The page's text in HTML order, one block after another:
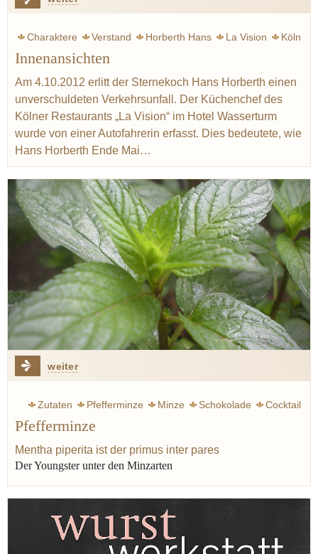
Charaktere Verstand Horberth Hans La Vision
Köln
Koch
Innenansichten
Am 4.10.2012 erlitt der Sternekoch Hans Horberth einen
unverschuldeten Verkehrsunfall. Der Küchenchef des
Kölner Restaurants „La Vision“ im Hotel Wasserturm
wurde von einer Autofahrerin erfasst. Dies bedeutete, wie
Hans Horberth Ende Mai…
weiter
Zutaten Pfefferminze Minze Schokolade
Cocktail
Obst
Erdbeere
Pfefferminze
Mentha piperita ist der primus inter pares
Der Youngster unter den Minzarten